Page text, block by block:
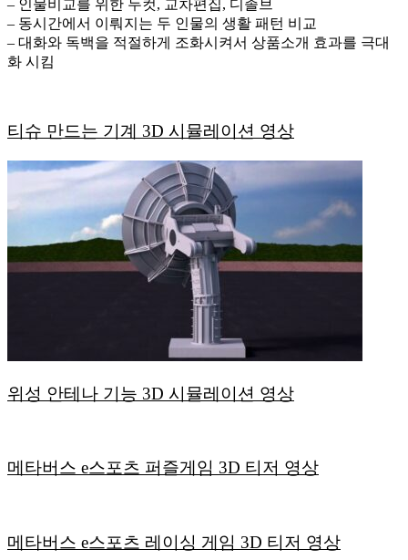
– 인물비교를 위한 두컷, 교차편집, 디졸브
– 동시간에서 이뤄지는 두 인물의 생활 패턴 비교
– 대화와 독백을 적절하게 조화시켜서 상품소개 효과를 극대
화 시킴
티슈 만드는 기계 3D 시뮬레이션 영상
위성 안테나 기능 3D 시뮬레이션 영상
메타버스 e스포츠 퍼즐게임 3D 티저 영상
메타버스 e스포츠 레이싱 게임 3D 티저 영상